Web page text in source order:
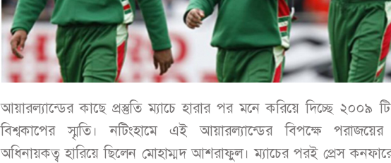
আয়ারল্যান্ডের কাছে প্রস্তুতি ম্যাচে হারার পর মনে করিয়ে দিচ্ছে ২০০৯
বিশ্বকাপের স্মৃতি। নটিংহামে এই আয়ারল্যান্ডের বিপক্ষে
অধিনায়কত্ব হারিয়ে ছিলেন মোহাম্মদ আশরাফুল। ম্যাচের পরই প্রেস